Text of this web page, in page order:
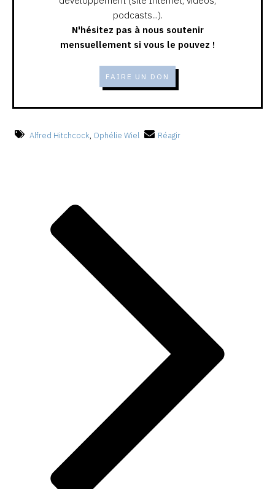
podcasts...).
N'hésitez pas à nous soutenir
mensuellement si vous le pouvez !
FAIRE UN DON
Alfred Hitchcock, Ophélie Wiel Réagir